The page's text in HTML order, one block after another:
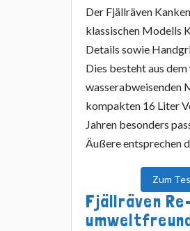
Der Fjällräven
klassischen Modells
Details sowie
Dies besteht aus
wasserabweisenden
kompakten 16 Liter
Jahren besonders
Äußere entsprechen
Zum
Fjällräven